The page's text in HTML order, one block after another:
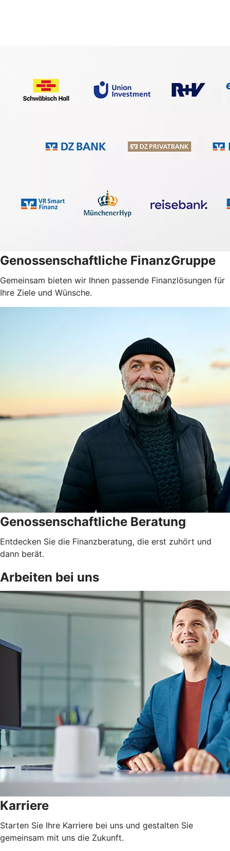
Genossenschaftliche FinanzGruppe
Gemeinsam bieten wir Ihnen passende Finanzlösungen für
Ihre Ziele und Wünsche.
Genossenschaftliche Beratung
Entdecken Sie die Finanzberatung, die erst zuhört und
dann berät.
Arbeiten bei uns
Karriere
Starten Sie Ihre Karriere bei uns und gestalten Sie
gemeinsam mit uns die Zukunft.